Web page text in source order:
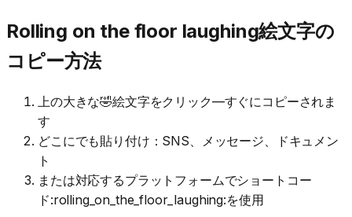
Rolling on the floor laughing絵文字の
コピー方法
上の大きな🤣絵文字をクリック—すぐにコピーされま
す
どこにでも貼り付け：SNS、メッセージ、ドキュメン
ト
または対応するプラットフォームでショートコー
ド:rolling_on_the_floor_laughing:を使用